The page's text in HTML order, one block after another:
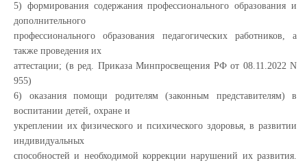
5) формирования содержания профессионального образования и
дополнительного
профессионального образования педагогических работников, а
также проведения их
аттестации; (в ред. Приказа Минпросвещения РФ от 08.11.2022 N
955)
6) оказания помощи родителям (законным представителям) в
воспитании детей, охране и
укреплении их физического и психического здоровья, в развитии
индивидуальных
способностей и необходимой коррекции нарушений их развития.